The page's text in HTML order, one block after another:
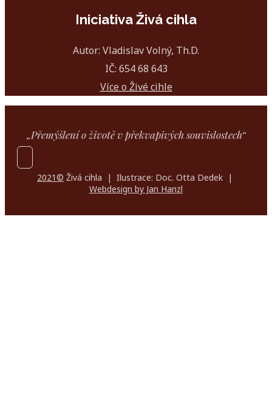
Iniciativa Živá cihla
Autor: Vladislav Volný, Th.D.
IČ: 654 68 643
Více o Živé cihle
„Přemýšlení o životě v překvapivých souvislostech“
2021© Živá cihla | Ilustrace: Doc. Otta Dedek |
Webdesign by Jan Hanzl